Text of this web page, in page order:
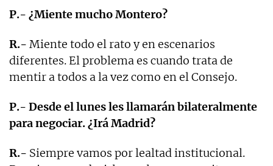
P.- ¿Miente mucho Montero?
R.- Miente todo el rato y en escenarios
diferentes. El problema es cuando trata de
mentir a todos a la vez como en el Consejo.
P.- Desde el lunes les llamarán bilateralmente
para negociar. ¿Irá Madrid?
R.- Siempre vamos por lealtad institucional.